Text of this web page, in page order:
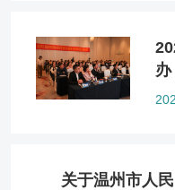
图
关于温州市人